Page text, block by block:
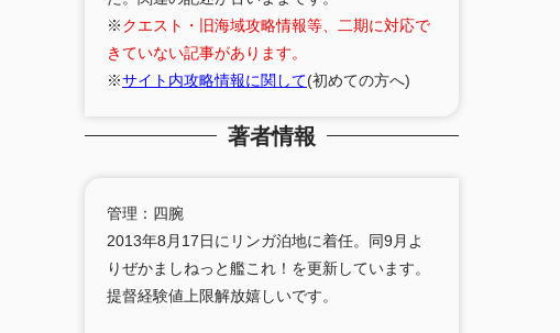
※クエスト・旧海域攻略情報等、二期に対応で
きていない記事があります。
※サイト内攻略情報に関して(初めての方へ)
著者情報
管理：四腕
2013年8月17日にリンガ泊地に着任。同9月よ
りぜかましねっと艦これ！を更新しています。
提督経験値上限解放嬉しいです。